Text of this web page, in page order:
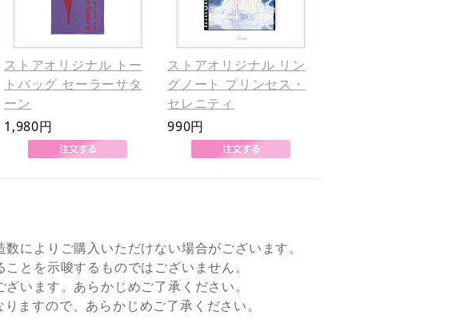
ストアオリジナル トー
トバッグ セーラーサタ
ーン
1,980円
ストアオリジナル リン
グノート プリンセス・
セレニティ
990円
によりご購入いただけない場合がございます。
とを示唆するものではございません。
います。あらかじめご了承ください。
すので、あらかじめご了承ください。